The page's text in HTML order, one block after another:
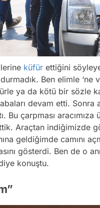
küfür ettiğini
Ben elimle ‘ne
ya da kötü bir sözle
devam etti. Sonra
Bu çarpması
Araçtan indiğimizde
geldiğimde camını
gösterdi. Ben de o
konuştu.